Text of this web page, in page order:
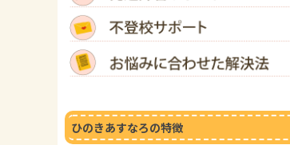
ひのきあすなろの特徴